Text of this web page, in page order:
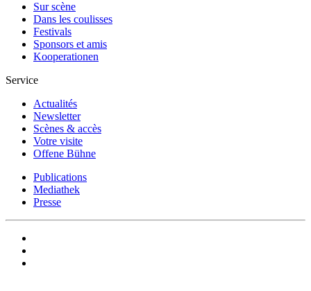
Sur scène
Dans les coulisses
Festivals
Sponsors et amis
Kooperationen
Service
Actualités
Newsletter
Scènes & accès
Votre visite
Offene Bühne
Publications
Mediathek
Presse